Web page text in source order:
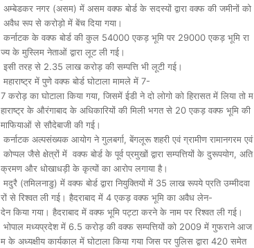
अम्बेडकर नगर (असम) में असम वक्फ बोर्ड के सदस्यों द्वारा वक्फ की जमीनों को
अवैध रूप से करोड़ो में बेंच दिया गया।
कर्नाटक के वक्फ बोर्ड की कुल 54000 एकड़ भूमि पर 29000 एकड़ भूमि रा
ज्य के मुस्लिम नेताओं द्वारा लूट ली गई।
इसी तरह से 2.35 लाख करोड़ की सम्पत्ति भी लूटी गई।
महाराष्ट्र में पुणे वक्फ बोर्ड घोटाला मामले में 7-
7 करोड़ का घोटाला किया गया, जिसमें ईडी ने दो लोगो को हिरासत में लिया तो म
हाराष्ट्र के औरंगाबाद के अधिकारियों की मिली भगत से 20 एकड़ वक्फ भूमि की
माफियाओं से सौदेबाजी की गई।
कर्नाटक अल्पसंख्यक आयोग ने गुलबर्गा, बेंगलूरू शहरी एवं ग्रामीण रामानगरम एवं
कोप्पल जैसे क्षेत्रों में वक्फ बोर्ड के पूर्व प्रमुखों द्वारा सम्पत्तियों के दुरूपयोग, अति
क्रमण और धोखाधड़ी के कृत्यों का आरोप लगाया है।
मदुरै (तमिलनाडु) में वक्फ बोर्ड द्वारा नियुक्तियों में 35 लाख रूपये प्रति उम्मीदवा
रों से रिश्वत ली गई। हैदराबाद में 4 एकड़ वक्फ भूमि का अवैध लेन-
देन किया गया। हैदराबाद में वक्फ भूमि पट्टा करने के नाम पर रिश्वत ली गई।
भोपाल मध्यप्रदेश में 6.5 करोड़ की वक्फ सम्पत्तियों को 2009 में गुफराने आज
म के अध्यक्षीय कार्यकाल में घोटाला किया गया जिस पर पुलिस द्वारा 420 समेत